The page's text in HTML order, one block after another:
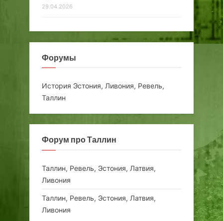
29.04.2026
Форумы
История Эстония, Ливония, Ревель,
Таллин
Форум про Таллин
Таллин, Ревель, Эстония, Латвия,
Ливония
Таллин, Ревель, Эстония, Латвия,
Ливония